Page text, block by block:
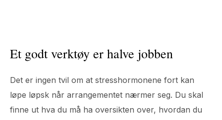
Et godt verktøy er halve jobben
Det er ingen tvil om at stresshormonene fort kan
løpe løpsk når arrangementet nærmer seg. Du skal
finne ut hva du må ha oversikten over, hvordan du